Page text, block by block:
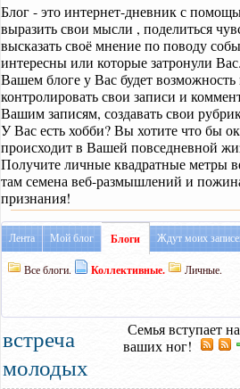
Блог - это интернет-дневник с
выразить свои мысли , поделиться
высказать своё мнение по поводу
интересны или которые затронули
Вашем блоге у Вас будет
контролировать свои записи и
Вашим записям, создавать свои
У Вас есть хобби? Вы хотите что бы
происходит в Вашей повседневной
Получите личные квадратные метры
там семена веб-размышлений и
признания!
Лента Мой блог Блоги Ждут моих
Все блоги. Коллективные.
Личные.
встреча
молодых
Семья вступает
ваших ног!